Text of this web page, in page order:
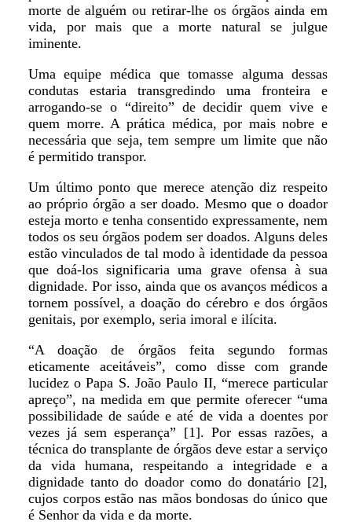
morte de alguém ou retirar-lhe os órgãos ainda em
vida, por mais que a morte natural se julgue
iminente.
Uma equipe médica que tomasse alguma dessas
condutas estaria transgredindo uma fronteira e
arrogando-se o “direito” de decidir quem vive e
quem morre. A prática médica, por mais nobre e
necessária que seja, tem sempre um limite que não
é permitido transpor.
Um último ponto que merece atenção diz respeito
ao próprio órgão a ser doado. Mesmo que o doador
esteja morto e tenha consentido expressamente, nem
todos os seu órgãos podem ser doados. Alguns deles
estão vinculados de tal modo à identidade da pessoa
que doá-los significaria uma grave ofensa à sua
dignidade. Por isso, ainda que os avanços médicos a
tornem possível, a doação do cérebro e dos órgãos
genitais, por exemplo, seria imoral e ilícita.
“A doação de órgãos feita segundo formas
eticamente aceitáveis”, como disse com grande
lucidez o Papa S. João Paulo II, “merece particular
apreço”, na medida em que permite oferecer “uma
possibilidade de saúde e até de vida a doentes por
vezes já sem esperança” [1]. Por essas razões, a
técnica do transplante de órgãos deve estar a serviço
da vida humana, respeitando a integridade e a
dignidade tanto do doador como do donatário [2],
cujos corpos estão nas mãos bondosas do único que
é Senhor da vida e da morte.